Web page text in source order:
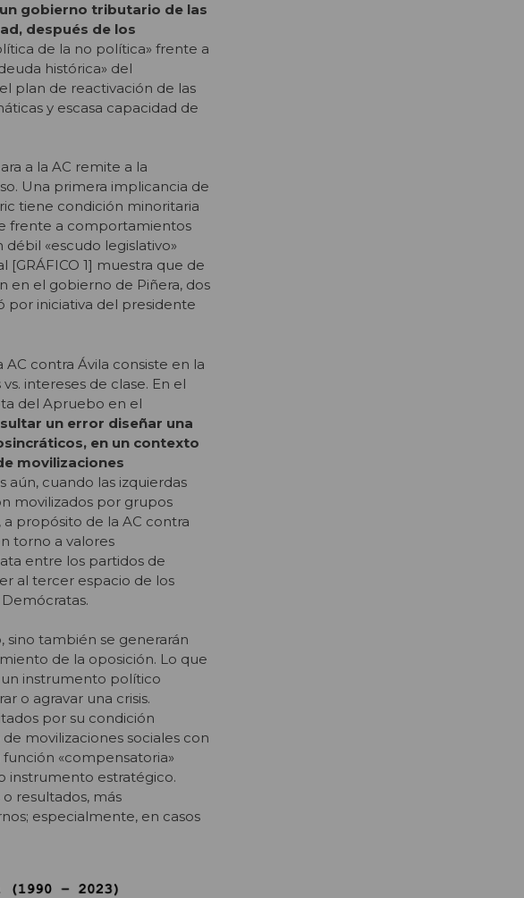
gobierno tributario de las
después de los
de la no política» frente a
histórica» del
plan de reactivación de las
y escasa capacidad de
a la AC remite a la
Una primera implicancia de
tiene condición minoritaria
frente a comportamientos
«escudo legislativo»
[GRÁFICO 1] muestra que de
en el gobierno de Piñera, dos
por iniciativa del presidente
contra Ávila consiste en la
intereses de clase. En el
del Apruebo en el
un error diseñar una
en un contexto
movilizaciones
aún, cuando las izquierdas
movilizados por grupos
propósito de la AC contra
torno a valores
entre los partidos de
al tercer espacio de los
sino también se generarán
de la oposición. Lo que
un instrumento político
o agravar una crisis.
por su condición
movilizaciones sociales con
«compensatoria»
instrumento estratégico.
resultados, más
especialmente, en casos